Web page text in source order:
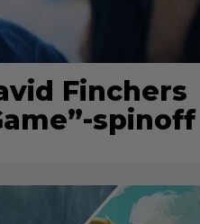
Finchers
spinoff